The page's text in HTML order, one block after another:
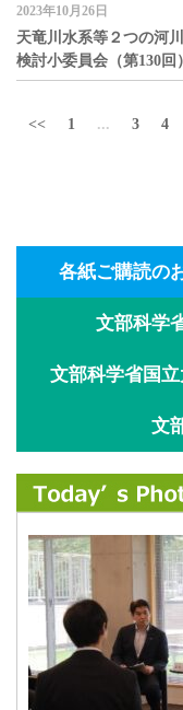
2023年10月26日
天竜川水系等２つの河
検討小委員会（第130回
<< 1 ... 3 4
各紙ご購読の
文部科学
文部科学省国
文